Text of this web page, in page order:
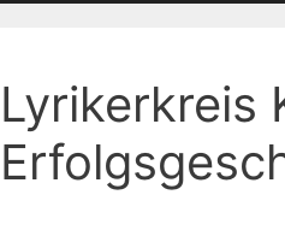
Lyrikerkreis